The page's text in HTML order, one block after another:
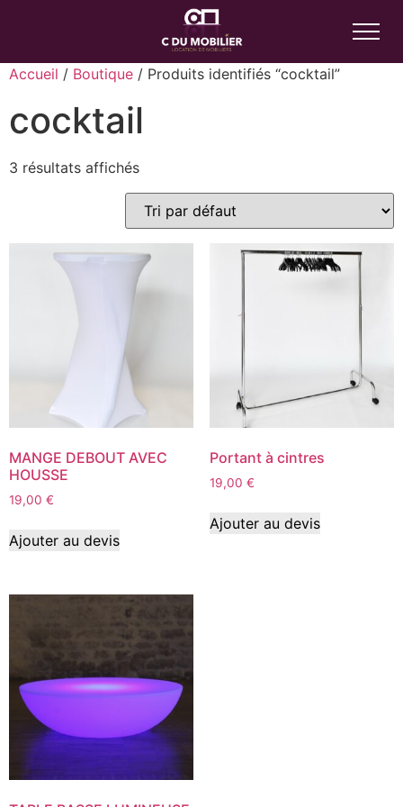
Accueil / Boutique / Produits identifiés “cocktail”
cocktail
3 résultats affichés
MANGE DEBOUT AVEC
HOUSSE
19,00 €
Ajouter au devis
Portant à cintres
19,00 €
Ajouter au devis